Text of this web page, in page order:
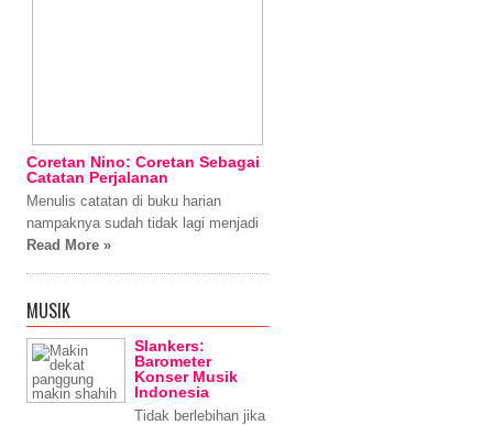
Coretan Nino: Coretan Sebagai
Catatan Perjalanan
Menulis catatan di buku harian
nampaknya sudah tidak lagi menjadi
Read More »
MUSIK
Slankers:
Barometer
Konser Musik
Indonesia
Tidak berlebihan jika